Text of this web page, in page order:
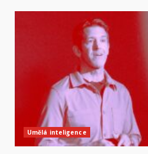
Umělá inteligence